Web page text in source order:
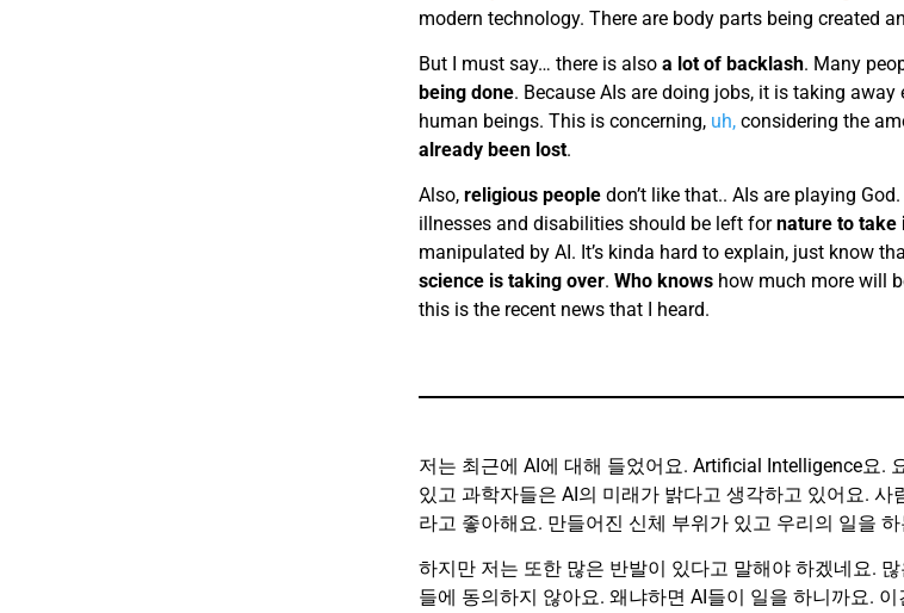
modern technology. There are body parts being created
But I must say… there is alsoa lot of backlash. Many
being done. Because AIs are doing jobs, it is taking
human beings. This is concerning, uh,considering the
already been lost.
Also,religious people don’t like that.. AIs are playing God.
illnesses and disabilities should be left fornature to take
manipulated by AI. It’s kinda hard to explain, just know
science is taking over.Who knows how much more will
this is the recent news that I heard.
저는 최근에 AI에 대해 들었어요. Artificial Intelligence요.
있고 과학자들은 AI의 미래가 밝다고 생각하고 있어요. 사
라고 좋아해요. 만들어진 신체 부위가 있고 우리의 일을
하지만 저는 또한 많은 반발이 있다고 말해야 하겠네요.
들에 동의하지 않아요. 왜냐하면 AI들이 일을 하니까요.